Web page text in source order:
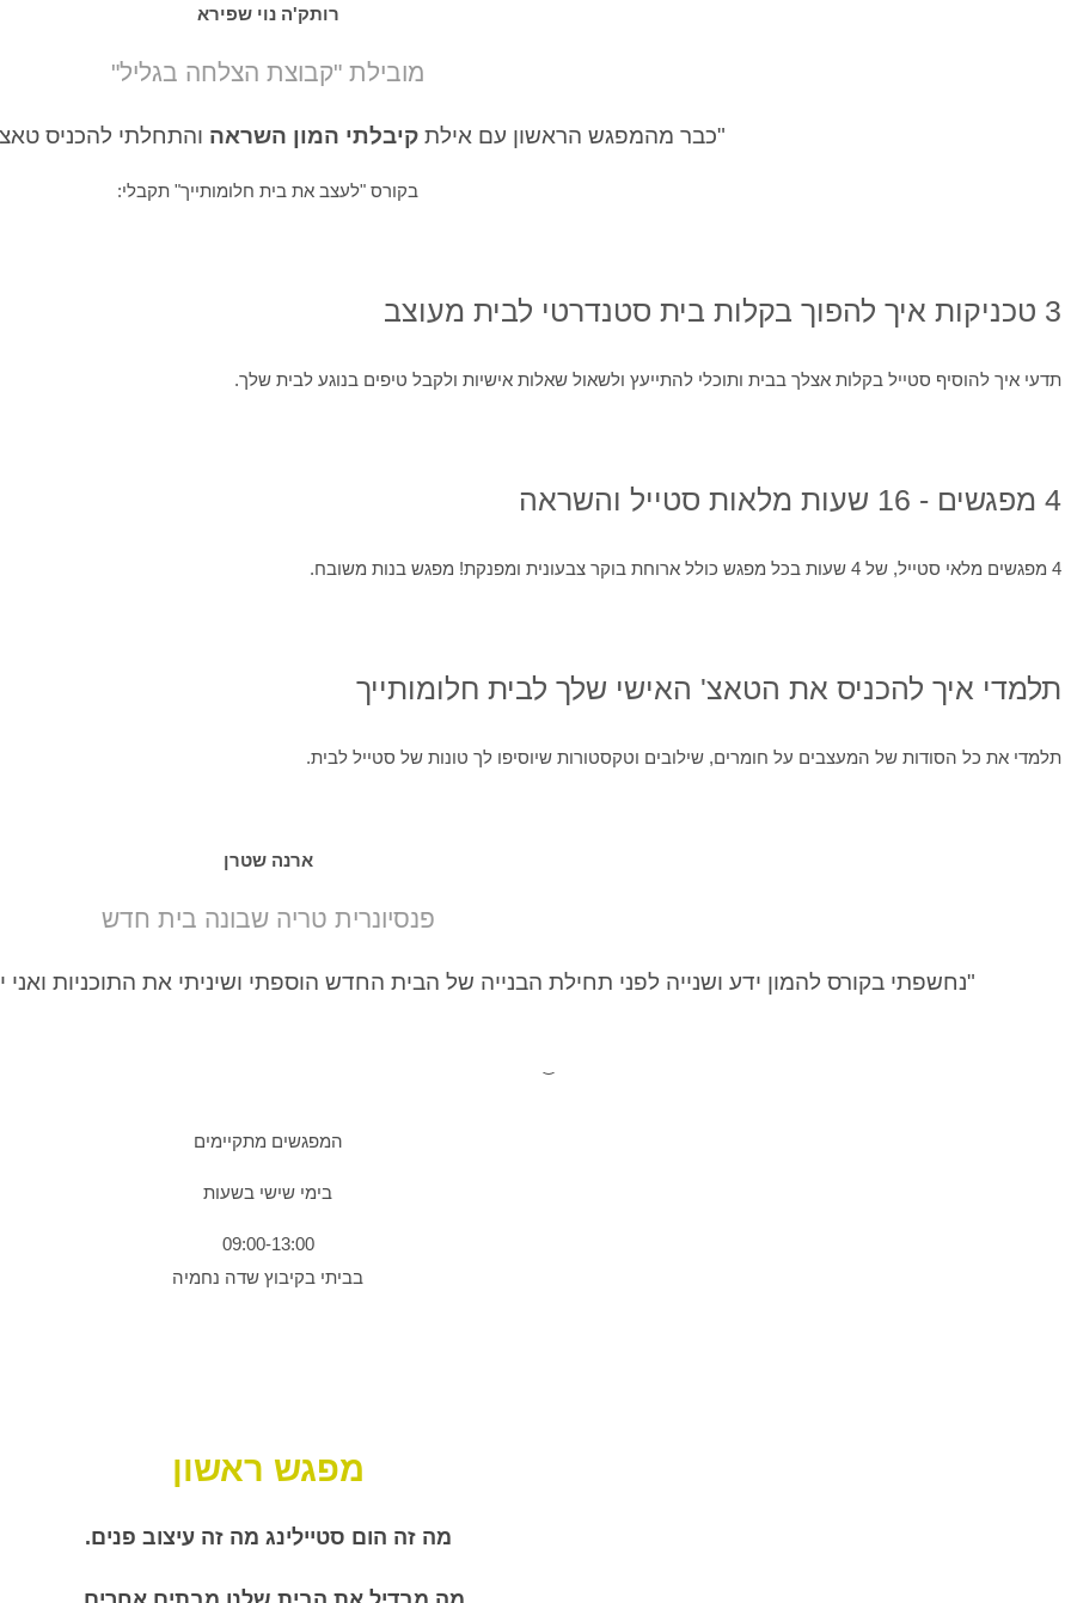
רותק'ה נוי שפירא
מובילת "קבוצת הצלחה בגליל"
"כבר מהמפגש הראשון עם אילת קיבלתי המון השראה והתחלתי להכניס
בקורס "לעצב את בית חלומותייך" תקבלי:
3 טכניקות איך להפוך בקלות בית סטנדרטי לבית מעוצב
תדעי איך להוסיף סטייל בקלות אצלך בבית ותוכלי להתייעץ ולשאול שאלות אישיות ולקבל טיפים בנוגע לבית שלך.
4 מפגשים - 16 שעות מלאות סטייל והשראה
4 מפגשים מלאי סטייל, של 4 שעות בכל מפגש כולל ארוחת בוקר צבעונית ומפנקת! מפגש בנות משובח.
תלמדי איך להכניס את הטאצ' האישי שלך לבית חלומותייך
תלמדי את כל הסודות של המעצבים על חומרים, שילובים וטקסטורות שיוסיפו לך טונות של סטייל לבית.
ארנה שטרן
פנסיונרית טריה שבונה בית חדש
"נחשפתי בקורס להמון ידע ושנייה לפני תחילת הבנייה של הבית החדש הוספתי ושיניתי את התוכניות
המפגשים מתקיימים
בימי שישי בשעות
09:00-13:00
בביתי בקיבוץ שדה נחמיה
מפגש ראשון
מה זה הום סטיילינג מה זה עיצוב פנים.